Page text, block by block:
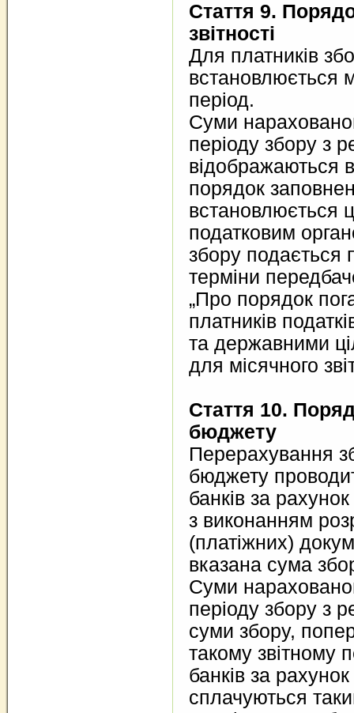
Стаття 9.
звітності
Для платників
встановлюється
період.
Суми
періоду збору з
відображаються
порядок
встановлюється
податковим
збору подається
терміни
„Про порядок
платників
та державними
для місячного
Стаття 10.
бюджету
Перерахування
бюджету
банків за
з виконанням
(платіжних)
вказана сума
Суми
періоду збору з
суми збору,
такому звітному
банків за
сплачуються